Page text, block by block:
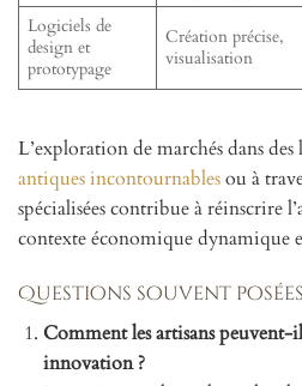
Logiciels de
design et
prototypage
Création précise,
visualisation
L’exploration de marchés dans
antiques incontournablesou à
spécialisées contribue à réinscrire
contexte économique dynamique
Questions souvent posées
Comment les artisans
innovation ?